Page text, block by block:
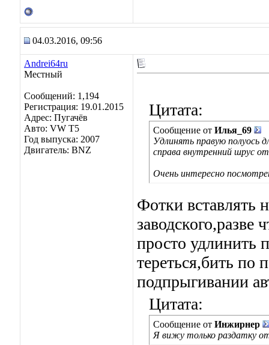
04.03.2016, 09:56
Andrei64ru
Местный
Сообщений: 1,194
Регистрация: 19.01.2015
Адрес: Пугачёв
Авто: VW T5
Год выпуска: 2007
Двигатель: BNZ
Цитата:
Сообщение от Илья_69
Удлинять правую полуось
справа внутренний шрус
Очень интересно
Фотки вставлять
заводского,разве
просто удлинить
тереться,бить по
подпрыгивании
Цитата:
Сообщение от Инжирнер
Я вижу только раздатку